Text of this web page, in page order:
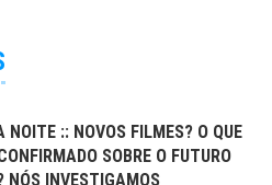
NOITE :: NOVOS FILMES? O QUE
SOBRE O FUTURO
NÓS INVESTIGAMOS